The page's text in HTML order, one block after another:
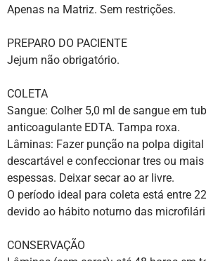
Apenas na Matriz. Sem restrições.
PREPARO DO PACIENTE
Jejum não obrigatório.
COLETA
Sangue: Colher 5,0 ml de sangue em
anticoagulante EDTA. Tampa roxa.
Lâminas: Fazer punção na polpa
descartável e confeccionar tres ou
espessas. Deixar secar ao ar livre.
O período ideal para coleta está entre
devido ao hábito noturno das
CONSERVAÇÃO